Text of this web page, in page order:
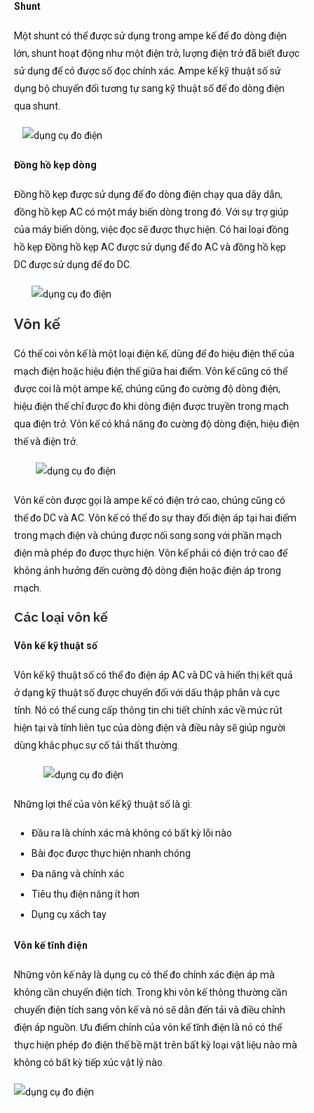
Shunt
Một shunt có thể được sử dụng trong ampe kế để đo dòng điện
lớn, shunt hoạt động như một điện trở, lượng điện trở đã biết được
sử dụng để có được số đọc chính xác. Ampe kế kỹ thuật số sử
dụng bộ chuyển đổi tương tự sang kỹ thuật số để đo dòng điện
qua shunt.
Đồng hồ kẹp dòng
Đồng hồ kẹp được sử dụng để đo dòng điện chạy qua dây dẫn,
đồng hồ kẹp AC có một máy biến dòng trong đó. Với sự trợ giúp
của máy biến dòng, việc đọc sẽ được thực hiện. Có hai loại đồng
hồ kẹp Đồng hồ kẹp AC được sử dụng để đo AC và đồng hồ kẹp
DC được sử dụng để đo DC.
Vôn kế
Có thể coi vôn kế là một loại điện kế, dùng để đo hiệu điện thế của
mạch điện hoặc hiệu điện thế giữa hai điểm. Vôn kế cũng có thể
được coi là một ampe kế, chúng cũng đo cường độ dòng điện,
hiệu điện thế chỉ được đo khi dòng điện được truyền trong mạch
qua điện trở. Vôn kế có khả năng đo cường độ dòng điện, hiệu điện
thế và điện trở.
Vôn kế còn được gọi là ampe kế có điện trở cao, chúng cũng có
thể đo DC và AC. Vôn kế có thể đo sự thay đổi điện áp tại hai điểm
trong mạch điện và chúng được nối song song với phần mạch
điện mà phép đo được thực hiện. Vôn kế phải có điện trở cao để
không ảnh hưởng đến cường độ dòng điện hoặc điện áp trong
mạch.
Các loại vôn kế
Vôn kế kỹ thuật số
Vôn kế kỹ thuật số có thể đo điện áp AC và DC và hiển thị kết quả
ở dạng kỹ thuật số được chuyển đổi với dấu thập phân và cực
tính. Nó có thể cung cấp thông tin chi tiết chính xác về mức rút
hiện tại và tính liên tục của dòng điện và điều này sẽ giúp người
dùng khắc phục sự cố tải thất thường.
Những lợi thế của vôn kế kỹ thuật số là gì:
Đầu ra là chính xác mà không có bất kỳ lỗi nào
Bài đọc được thực hiện nhanh chóng
Đa năng và chính xác
Tiêu thụ điện năng ít hơn
Dụng cụ xách tay
Vôn kế tĩnh điện
Những vôn kế này là dụng cụ có thể đo chính xác điện áp mà
không cần chuyển điện tích. Trong khi vôn kế thông thường cần
chuyển điện tích sang vôn kế và nó sẽ dẫn đến tải và điều chỉnh
điện áp nguồn. Ưu điểm chính của vôn kế tĩnh điện là nó có thể
thực hiện phép đo điện thế bề mặt trên bất kỳ loại vật liệu nào mà
không có bất kỳ tiếp xúc vật lý nào.